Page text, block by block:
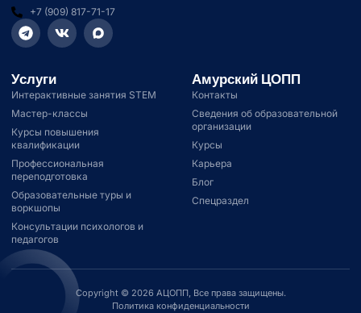
+7 (909) 817-71-17
Услуги
Интерактивные занятия STEM
Мастер-классы
Курсы повышения
квалификации
Профессиональная
переподготовка
Образовательные туры и
воркшопы
Консультации психологов и
педагогов
Амурский ЦОПП
Контакты
Сведения об образовательной
организации
Курсы
Карьера
Блог
Спецраздел
Copyright © 2026 АЦОПП, Все права защищены.
Политика конфиденциальности